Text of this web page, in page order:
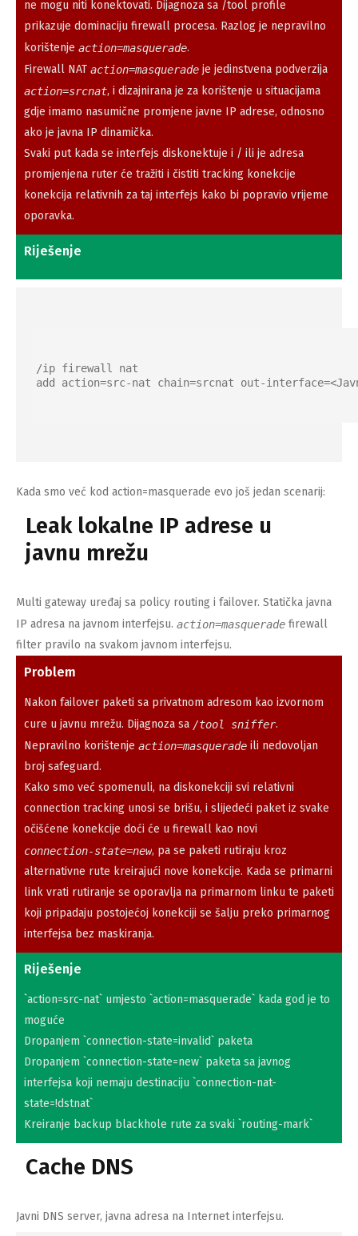
ne mogu niti konektovati. Dijagnoza sa /tool profile
prikazuje dominaciju firewall procesa. Razlog je nepravilno
korištenje action=masquerade.
Firewall NAT action=masquerade je jedinstvena podverzija
action=srcnat, i dizajnirana je za korištenje u situacijama
gdje imamo nasumične promjene javne IP adrese, odnosno
ako je javna IP dinamička.
Svaki put kada se interfejs diskonektuje i / ili je adresa
promjenjena ruter će tražiti i čistiti tracking konekcije
konekcija relativnih za taj interfejs kako bi popravio vrijeme
oporavka.
Riješenje
/ip firewall nat
add action=src-nat chain=srcnat out-
Kada smo već kod action=masquerade evo još jedan scenarij:
Leak lokalne IP adrese u
javnu mrežu
Multi gateway uređaj sa policy routing i failover. Statička javna
IP adresa na javnom interfejsu. action=masquerade firewall
filter pravilo na svakom javnom interfejsu.
Problem
Nakon failover paketi sa privatnom adresom kao izvornom
cure u javnu mrežu. Dijagnoza sa /tool sniffer.
Nepravilno korištenje action=masquerade ili nedovoljan
broj safeguard.
Kako smo već spomenuli, na diskonekciji svi relativni
connection tracking unosi se brišu, i slijedeći paket iz svake
očišćene konekcije doći će u firewall kao novi
connection-state=new, pa se paketi rutiraju kroz
alternativne rute kreirajući nove konekcije. Kada se primarni
link vrati rutiranje se oporavlja na primarnom linku te paketi
koji pripadaju postojećoj konekciji se šalju preko primarnog
interfejsa bez maskiranja.
Riješenje
`action=src-nat` umjesto `action=masquerade` kada god je to
moguće
Dropanjem `connection-state=invalid` paketa
Dropanjem `connection-state=new` paketa sa javnog
interfejsa koji nemaju destinaciju `connection-nat-
state=!dstnat`
Kreiranje backup blackhole rute za svaki `routing-mark`
Cache DNS
Javni DNS server, javna adresa na Internet interfejsu.